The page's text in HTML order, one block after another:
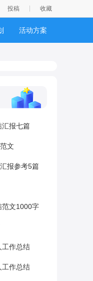
投稿 收藏
活动方案
汇报七篇
文
报参考5篇
范文1000字
工作总结
工作总结